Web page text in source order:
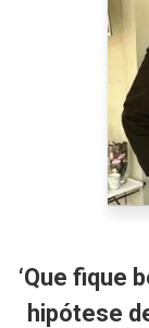
‘Que fique
hipótese